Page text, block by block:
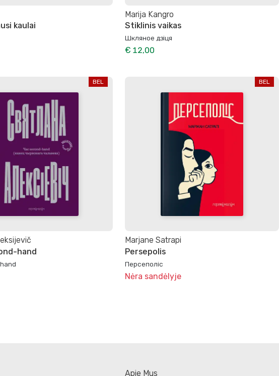
kaulai
Marija Kangro
Stiklinis vaikas
Шкляное дзіця
€ 12,00
BEL
hand
BEL
Marjane Satrapi
Persepolis
Персеполіс
Nėra sandėlyje
Apie Mus